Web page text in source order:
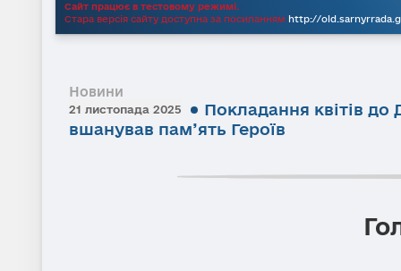
Сайт працює в тестовому режимі.
Стара версія сайту доступна за посиланням http://
Новини
21 листопада 2025
Покладання квітів до
вшанував пам’ять Героїв